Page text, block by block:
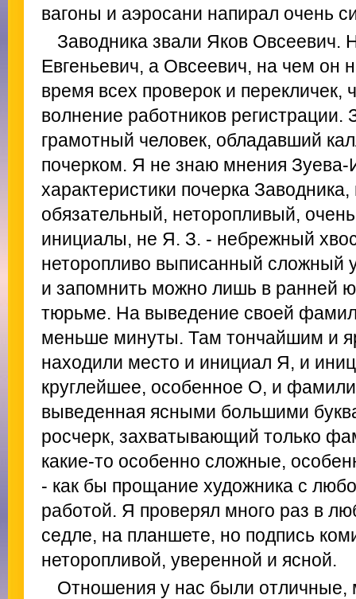
вагоны и аэросани напирал очень
Заводника звали Яков Овсеевич.
Евгеньевич, а Овсеевич, на чем он
время всех проверок и перекличек,
волнение работников
грамотный человек, обладавший
почерком. Я не знаю мнения
характеристики почерка
обязательный, неторопливый,
инициалы, не Я. З. - небрежный
неторопливо выписанный сложный
и запомнить можно лишь в ранней
тюрьме. На выведение своей
меньше минуты. Там тончайшим и
находили место и инициал Я, и
круглейшее, особенное О, и
выведенная ясными большими
росчерк, захватывающий только
какие-то особенно сложные,
- как бы прощание художника с
работой. Я проверял много раз в
седле, на планшете, но подпись
неторопливой, уверенной и ясной.
Отношения у нас были отличные,